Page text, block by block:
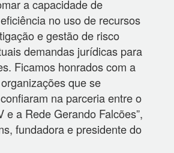
a capacidade de
no uso de recursos
e gestão de risco
demandas jurídicas para
Ficamos honrados com a
que se
na parceria entre o
e a Rede Gerando Falcões”,
fundadora e presidente do